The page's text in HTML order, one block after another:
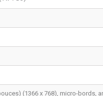
(1366 x 768), micro-bords,